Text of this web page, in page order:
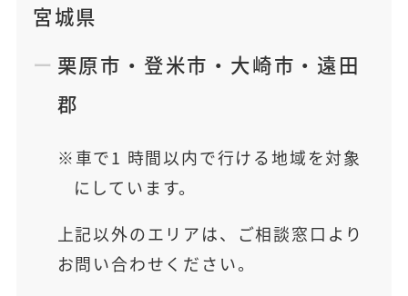
宮城県
栗原市 ・ 登米市 ・ 大崎市 ・ 遠田
郡
車で1 時間以内で行ける地域を対象
にしています。
上記以外のエリアは、ご相談窓口より
お問い合わせください。